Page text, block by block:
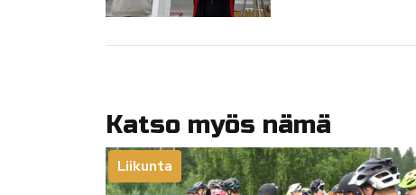
Katso myös nämä
Liikunta